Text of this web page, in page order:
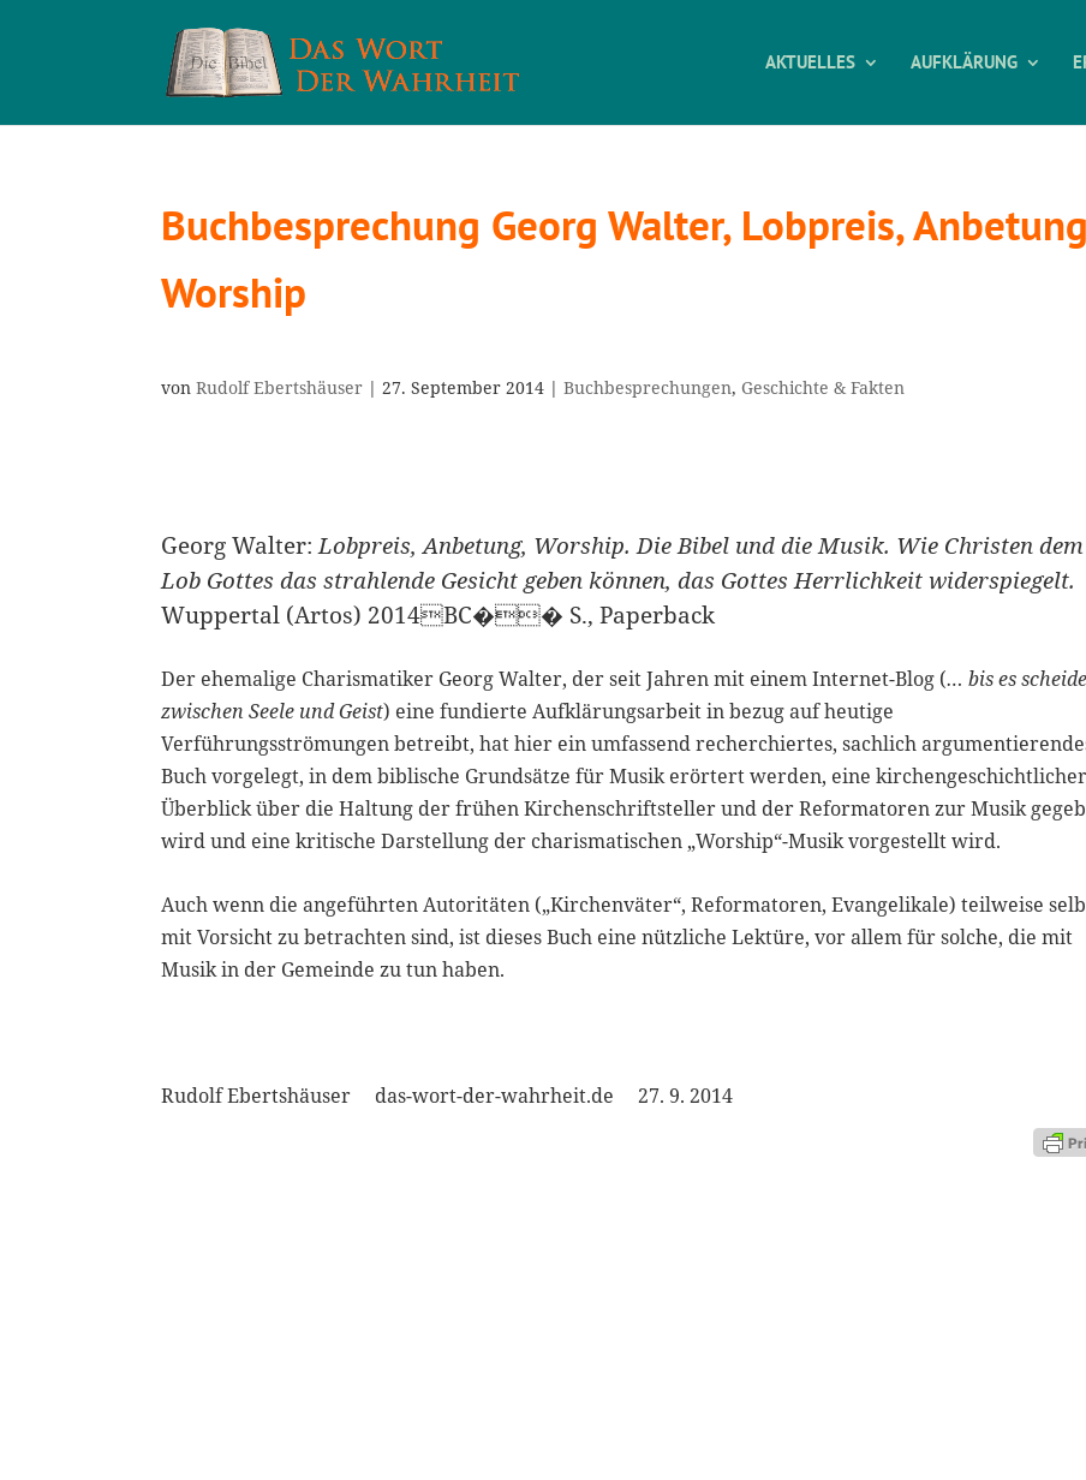
AKTUELLES AUFKLÄRUNG
Buchbesprechung Georg Walter, Lobpreis,
Worship
vonRudolf Ebertshäuser |27. September 2014 |Buchbesprechungen,Geschichte & Fakten
Georg Walter: Lobpreis, Anbetung, Worship. Die Bibel und die Musik. Wie Christen dem
Lob Gottes das strahlende Gesicht geben können, das Gottes Herrlichkeit widerspiegelt.
Wuppertal (Artos) 2014BC�� S., Paperback
Der ehemalige Charismatiker Georg Walter, der seit Jahren mit einem Internet-Blog (… bis es
zwischen Seele und Geist) eine fundierte Aufklärungsarbeit in bezug auf heutige
Verführungsströmungen betreibt, hat hier ein umfassend recherchiertes, sachlich
Buch vorgelegt, in dem biblische Grundsätze für Musik erörtert werden, eine kirchengeschichtlicher
Überblick über die Haltung der frühen Kirchenschriftsteller und der Reformatoren zur Musik
wird und eine kritische Darstellung der charismatischen „Worship“-Musik vorgestellt wird.
Auch wenn die angeführten Autoritäten („Kirchenväter“, Reformatoren, Evangelikale) teilweise
mit Vorsicht zu betrachten sind, ist dieses Buch eine nützliche Lektüre, vor allem für solche, die mit
Musik in der Gemeinde zu tun haben.
Rudolf Ebertshäuser das-wort-der-wahrheit.de 27. 9. 2014